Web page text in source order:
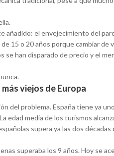
añadido: el envejecimiento del
15 o 20 años porque cambiar de
se han disparado de precio y el
viejos de Europa
del problema. España tiene ya
edad media de los turismos
supera ya las dos
superaba los 9 años. Hoy se